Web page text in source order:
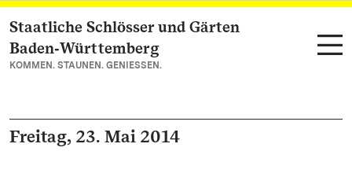
Zum Hauptinhalt springen
Staatliche Schlösser und Gärten
Baden‑Württemberg
KOMMEN. STAUNEN. GENIESSEN.
Freitag, 23. Mai 2014